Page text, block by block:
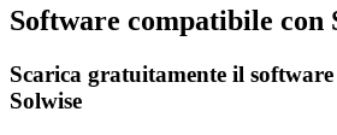
Software compatibile con
Scarica gratuitamente il
Solwise